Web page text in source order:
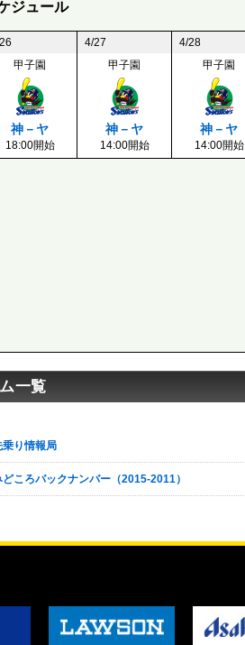
ジュール
4/27
4/28
甲子園
神－ヤ
18:00開始
甲子園
神－ヤ
14:00開始
甲子園
神－ヤ
14:00開始
一覧
乗り情報局
どころバックナンバー（2015-2011）